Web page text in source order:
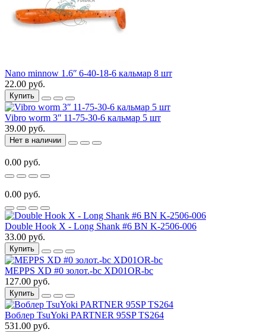
Nano minnow 1.6ʺ 6-40-18-6 кальмар 8 шт
22.00 руб.
Купить
Vibro worm 3ʺ 11-75-30-6 кальмар 5 шт
39.00 руб.
Нет в наличии
0.00 руб.
0.00 руб.
Double Hook Х - Long Shank #6 BN K-2506-006
33.00 руб.
Купить
MEPPS XD #0 золот.-bc XD01OR-bc
127.00 руб.
Купить
Воблер TsuYoki PARTNER 95SP TS264
531.00 руб.